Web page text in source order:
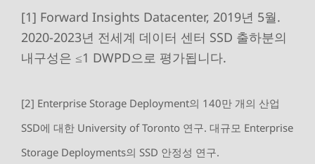
[1] Forward Insights Datacenter, 2019년 5월.
2020-2023년 전세계 데이터 센터 SSD 출하분의
내구성은 ≤1 DWPD으로 평가됩니다.
[2] Enterprise Storage Deployment의 140만 개의 산업
SSD에 대한 University of Toronto 연구. 대규모 Enterprise
Storage Deployments의 SSD 안정성 연구.